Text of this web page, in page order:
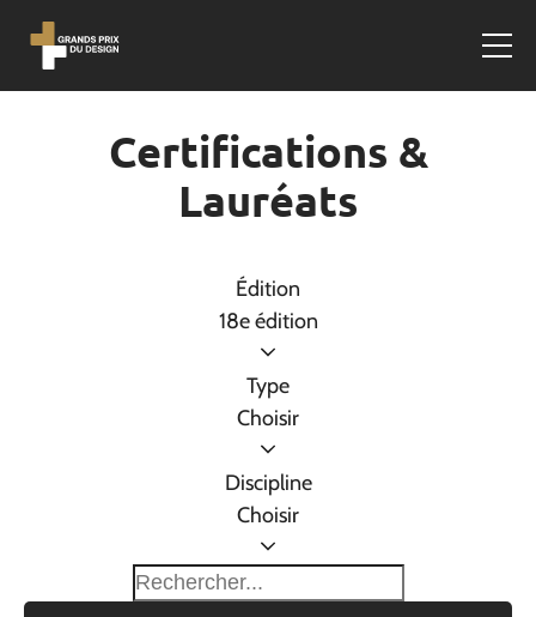
Certifications &
Lauréats
Édition
18e édition
Type
Choisir
Discipline
Choisir